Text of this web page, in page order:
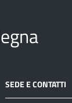
SEDE E CONTATTI